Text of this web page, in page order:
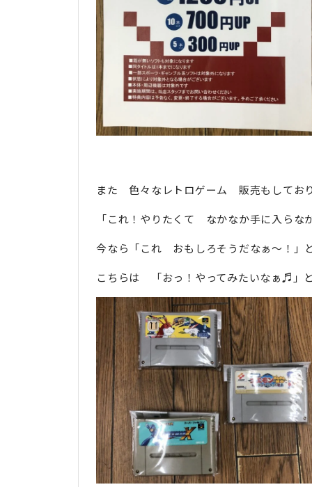
また 色々なレトロゲーム 販売もしてお
「これ！やりたくて なかなか手に入らな
今なら「これ おもしろそうだなぁ～！
こちらは 「おっ！やってみたいなぁ♬」